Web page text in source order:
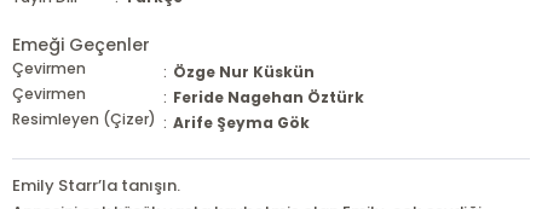
Emeği Geçenler
Çevirmen : Özge Nur Küskün
Çevirmen
: Feride Nagehan Öztürk
Resimleyen (Çizer) : Arife Şeyma Gök
Emily Starr’la tanışın.